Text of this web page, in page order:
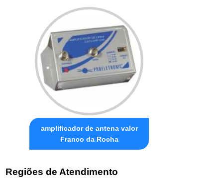
amplificador de antena valor
Franco da Rocha
Regiões de Atendimento